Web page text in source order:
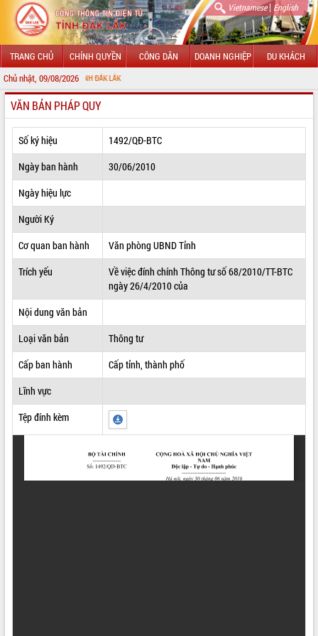
Vietnamese| English
TRANG CHỦ CHÍNH QUYỀN CÔNG DÂN DOANH NGHIỆP DU KHÁCH
Chủ nhật, 09/08/2026
GIỚI THIỆU
LÃNH ĐẠO UBND TỈNH
TIN TỨC SỰ KIỆN
SỞ, BAN, NGÀNH
UBND CÁC XÃ, PHƯỜNG
THÔNG TIN CHỈ ĐẠO ĐIỀU HÀNH
HỆ THỐNG VĂN BẢN
VĂN BẢN HĐND TỈNH
ĐIỂM TIN VĂN BẢN
QUY HOẠCH - KẾ HOẠCH
VĂN BẢN PHÁP QUY
Số ký hiệu
1492/QĐ-BTC
Ngày ban hành
30/06/2010
Ngày hiệu lực
Người Ký
Cơ quan ban hành
Văn phòng UBND Tỉnh
Trích yếu
Về việc đính chính Thông tư số 68/2010/TT-BTC
ngày 26/4/2010 của
Nội dung văn bản
Loại văn bản
Thông tư
Cấp ban hành
Cấp tỉnh, thành phố
Lĩnh vực
Tệp đính kèm